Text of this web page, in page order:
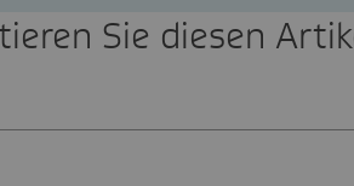
Sie diesen